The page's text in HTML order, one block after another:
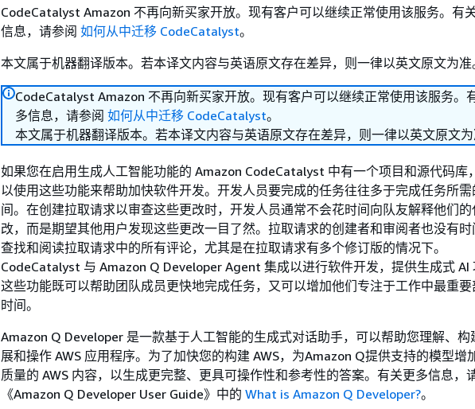
CodeCatalyst Amazon 不再向新买家开放。现有客户可以继续正常使用该服务。有
信息，请参阅 如何从中迁移 CodeCatalyst。
本文属于机器翻译版本。若本译文内容与英语原文存在差异，则一律以英文原文为准
CodeCatalyst Amazon 不再向新买家开放。现有客户可以继续正常使用该服务。
多信息，请参阅 如何从中迁移 CodeCatalyst。
本文属于机器翻译版本。若本译文内容与英语原文存在差异，则一律以英文原文为
如果您在启用生成人工智能功能的 Amazon CodeCatalyst 中有一个项目和源代码库
以使用这些功能来帮助加快软件开发。开发人员要完成的任务往往多于完成任务所需
间。在创建拉取请求以审查这些更改时，开发人员通常不会花时间向队友解释他们的
改，而是期望其他用户发现这些更改一目了然。拉取请求的创建者和审阅者也没有
查找和阅读拉取请求中的所有评论，尤其是在拉取请求有多个修订版的情况下。
CodeCatalyst 与 Amazon Q Developer Agent 集成以进行软件开发，提供生成式 AI
这些功能既可以帮助团队成员更快地完成任务，又可以增加他们专注于工作中最重要
时间。
Amazon Q Developer 是一款基于人工智能的生成式对话助手，可以帮助您理解、构
展和操作 AWS 应用程序。为了加快您的构建 AWS，为Amazon Q提供支持的模型增
质量的 AWS 内容，以生成更完整、更具可操作性和参考性的答案。有关更多信息，
《Amazon Q Developer User Guide》 中的 What is Amazon Q Developer?。